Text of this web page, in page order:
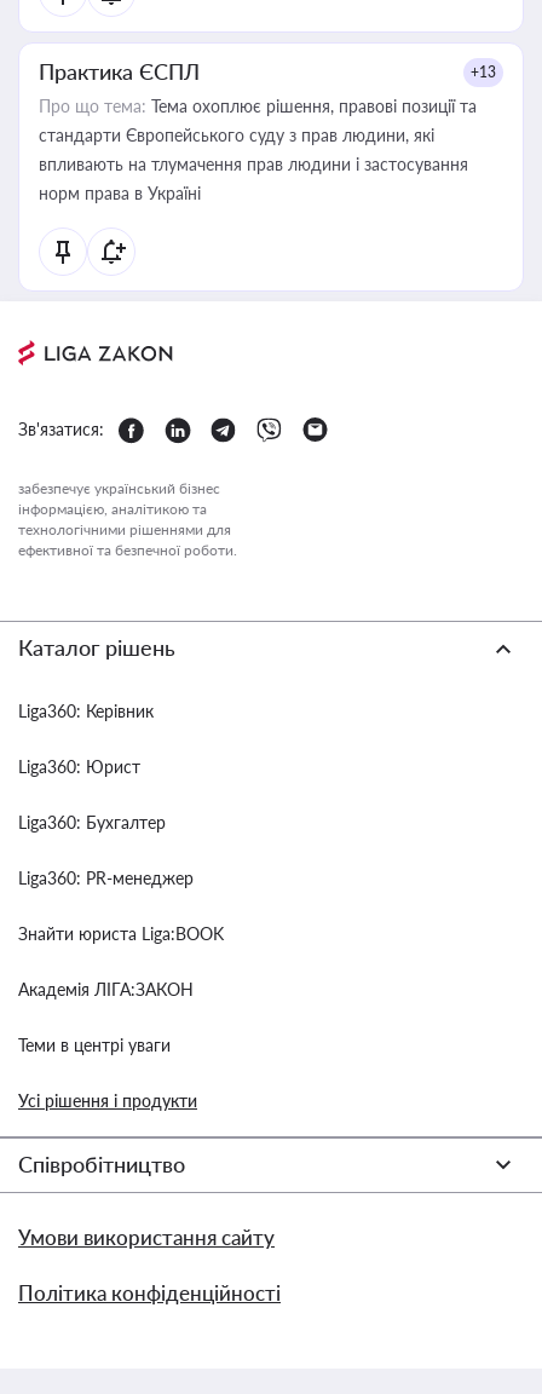
Практика ЄСПЛ +13
Про що тема: Тема охоплює рішення, правові позиції та
стандарти Європейського суду з прав людини, які
впливають на тлумачення прав людини і застосування
норм права в Україні
Зв'язатися:
забезпечує український бізнес
інформацією, аналітикою та
технологічними рішеннями для
ефективної та безпечної роботи.
Каталог рішень
Liga360: Керівник
Liga360: Юрист
Liga360: Бухгалтер
Liga360: PR-менеджер
Знайти юриста Liga:BOOK
Академія ЛІГА:ЗАКОН
Теми в центрі уваги
Усі рішення і продукти
Співробітництво
Умови використання сайту
Політика конфіденційності